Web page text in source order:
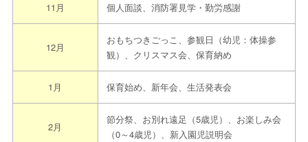
11月 個人面談、消防署見学・勤労感謝
12月
おもちつきごっこ、参観日（幼児：体操参
観）、クリスマス会、保育納め
1月 保育始め、新年会、生活発表会
2月
節分祭、お別れ遠足（5歳児）、お楽しみ会
（0～4歳児）、新入園児説明会